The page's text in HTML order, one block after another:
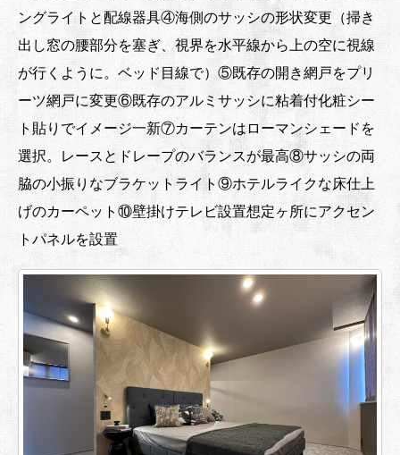
ングライトと配線器具④海側のサッシの形状変更（掃き
出し窓の腰部分を塞ぎ、視界を水平線から上の空に視線
が行くように。ベッド目線で）⑤既存の開き網戸をプリ
ーツ網戸に変更⑥既存のアルミサッシに粘着付化粧シー
ト貼りでイメージ一新⑦カーテンはローマンシェードを
選択。レースとドレープのバランスが最高⑧サッシの両
脇の小振りなブラケットライト⑨ホテルライクな床仕上
げのカーペット⑩壁掛けテレビ設置想定ヶ所にアクセン
トパネルを設置